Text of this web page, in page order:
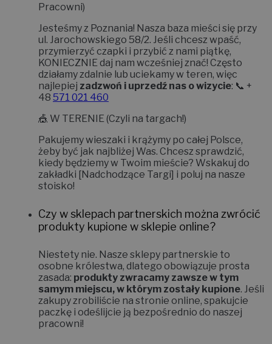
Pracowni)
Jesteśmy z Poznania! Nasza baza mieści się przy
ul. Jarochowskiego 58/2. Jeśli chcesz wpaść,
przymierzyć czapki i przybić z nami piątkę,
KONIECZNIE daj nam wcześniej znać! Często
działamy zdalnie lub uciekamy w teren, więc
najlepiej zadzwoń i uprzedź nas o wizycie: 📞 +
48 571 021 460
🎪 W TERENIE (Czyli na targach!)
Pakujemy wieszaki i krążymy po całej Polsce,
żeby być jak najbliżej Was. Chcesz sprawdzić,
kiedy będziemy w Twoim mieście? Wskakuj do
zakładki [Nadchodzące Targi] i poluj na nasze
stoisko!
Czy w sklepach partnerskich można zwrócić
produkty kupione w sklepie online?
Niestety nie. Nasze sklepy partnerskie to
osobne królestwa, dlatego obowiązuje prosta
zasada: produkty zwracamy zawsze w tym
samym miejscu, w którym zostały kupione. Jeśli
zakupy zrobiliście na stronie online, spakujcie
paczkę i odeślijcie ją bezpośrednio do naszej
pracowni!